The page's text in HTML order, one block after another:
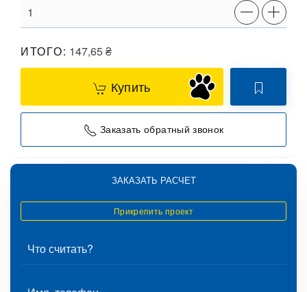
ИТОГО: 147,65₴
Купить
Заказать обратный звонок
ЗАКАЗАТЬ РАСЧЕТ
Прикрепить проект